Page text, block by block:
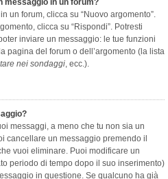
messaggio in un forum?
un forum, clicca su “Nuovo argomento”.
clicca su “Rispondi”. Potresti
inviare un messaggio: le tue funzioni
pagina del forum o dell’argomento (la lista
nei sondaggi, ecc.).
messaggi, a meno che tu non sia un
cancellare un messaggio premendo il
vuoi eliminare. Puoi modificare un
periodo di tempo dopo il suo inserimento)
in questione. Se qualcuno ha già